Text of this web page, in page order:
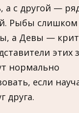
а с другой —
Рыбы
а Девы —
этих
нормально
если
друга.